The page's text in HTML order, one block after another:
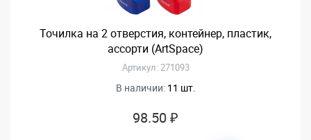
Точилка на 2 отверстия, контейнер, пластик,
ассорти (ArtSpace)
Артикул: 271093
В наличии: 11 шт.
98.50 ₽